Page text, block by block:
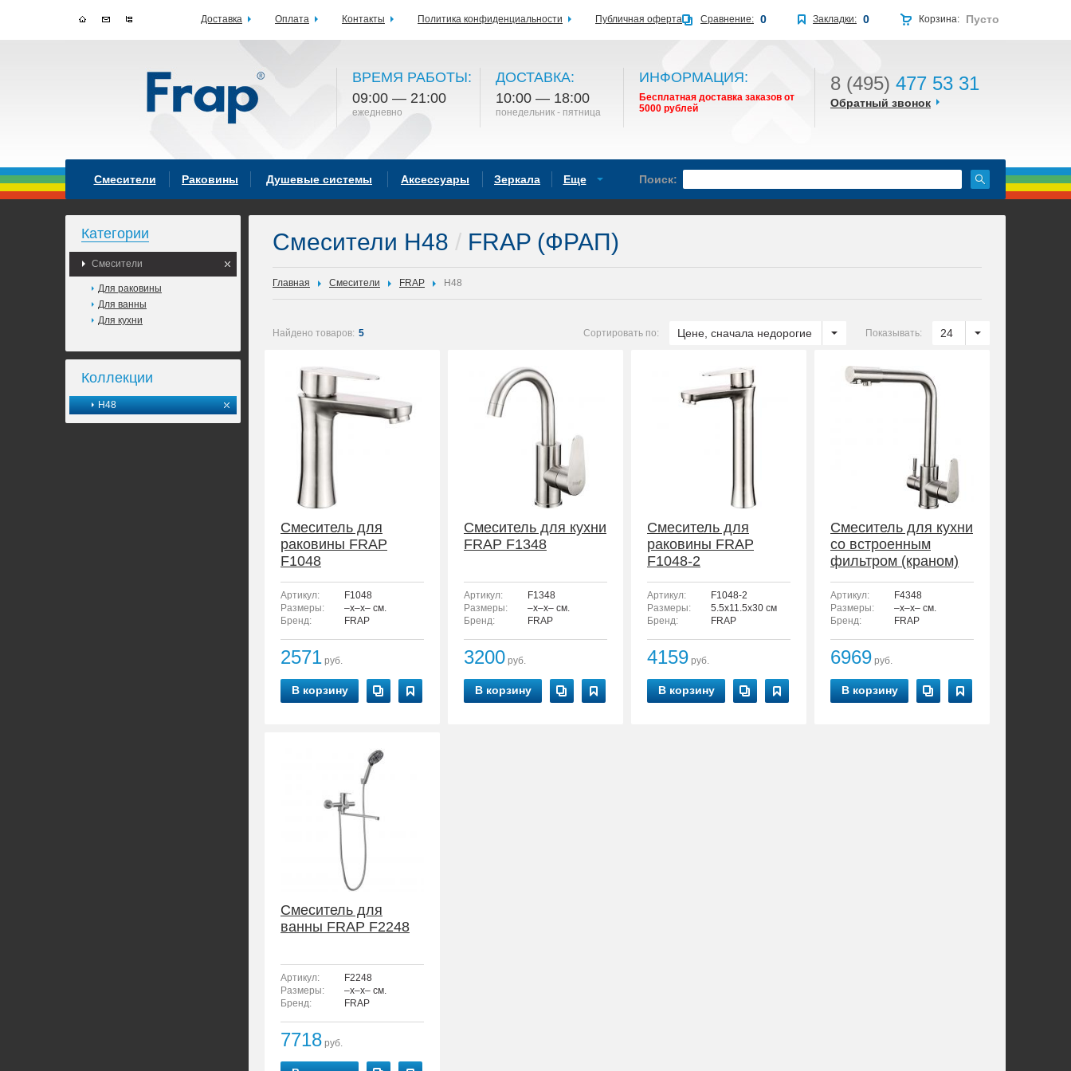
ВРЕМЯ РАБОТЫ:
09:00 — 21:00
ежедневно
ДОСТАВКА:
10:00 — 18:00
понедельник - пятница
ИНФОРМАЦИЯ:
Бесплатная доставка заказов от
5000 рублей
8 (495) 477 53 31
Обратный звонок
Смесители Раковины Душевые системы Аксессуары Зеркала Еще Поиск:
Категории
Смесители
Для раковины
Для ванны
Для кухни
Коллекции
H48
Смесители H48 / FRAP (ФРАП)
Главная Смесители FRAP H48
Найдено товаров: 5 Показывать: 24
Сортировать по: Цене, сначала недорогие
Смеситель для
раковины FRAP
F1048
Артикул:
F1048
Размеры:
–x–x– см.
Бренд:
FRAP
2571 руб.
В корзину
Смеситель для кухни
FRAP F1348
Артикул:
F1348
Размеры:
–x–x– см.
Бренд:
FRAP
3200 руб.
В корзину
Смеситель для
раковины FRAP
F1048-2
Артикул:
F1048-2
Размеры:
5.5x11.5x30 см
Бренд:
FRAP
4159 руб.
В корзину
Смеситель для кухни
со встроенным
фильтром (краном)
под питьевую воду
FRAP F4348
Артикул:
F4348
Размеры:
–x–x– см.
Бренд:
FRAP
6969 руб.
В корзину
Смеситель для
ванны FRAP F2248
Артикул:
F2248
Размеры:
–x–x– см.
Бренд:
FRAP
7718 руб.
Доставка Оплата Контакты Политика конфиденциальности Публичная оферта Корзина: Пусто
Закладки: 0
Сравнение: 0